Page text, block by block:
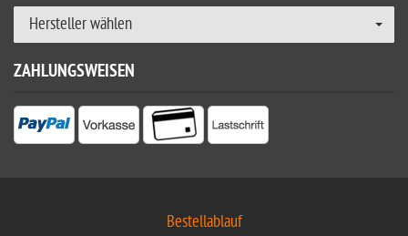
Hersteller wählen
ZAHLUNGSWEISEN
Bestellablauf